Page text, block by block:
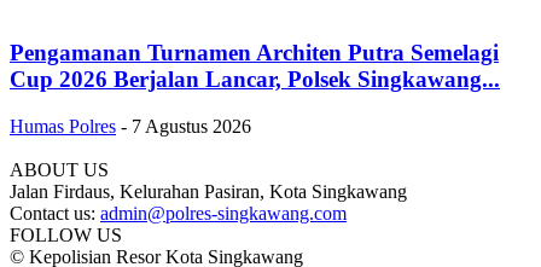
Pengamanan Turnamen Architen Putra Semelagi
Cup 2026 Berjalan Lancar, Polsek Singkawang...
Humas Polres - 7 Agustus 2026
ABOUT US
Jalan Firdaus, Kelurahan Pasiran, Kota Singkawang
Contact us: admin@polres-singkawang.com
FOLLOW US
© Kepolisian Resor Kota Singkawang